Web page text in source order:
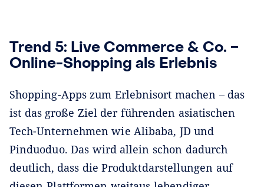
Trend 5: Live Commerce & Co. ‒
Online-Shopping als Erlebnis
Shopping-Apps zum Erlebnisort machen ‒ das
ist das große Ziel der führenden asiatischen
Tech-Unternehmen wie Alibaba, JD und
Pinduoduo. Das wird allein schon dadurch
deutlich, dass die Produktdarstellungen auf